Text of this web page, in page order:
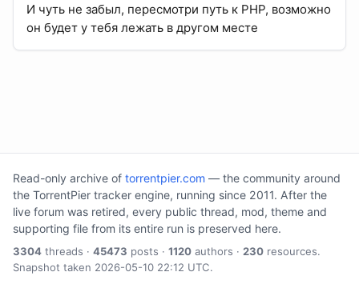
И чуть не забыл, пересмотри путь к PHP, возможно
он будет у тебя лежать в другом месте
Read-only archive of torrentpier.com — the community around
the TorrentPier tracker engine, running since 2011. After the
live forum was retired, every public thread, mod, theme and
supporting file from its entire run is preserved here.
3304 threads · 45473 posts · 1120 authors · 230 resources.
Snapshot taken 2026-05-10 22:12 UTC.